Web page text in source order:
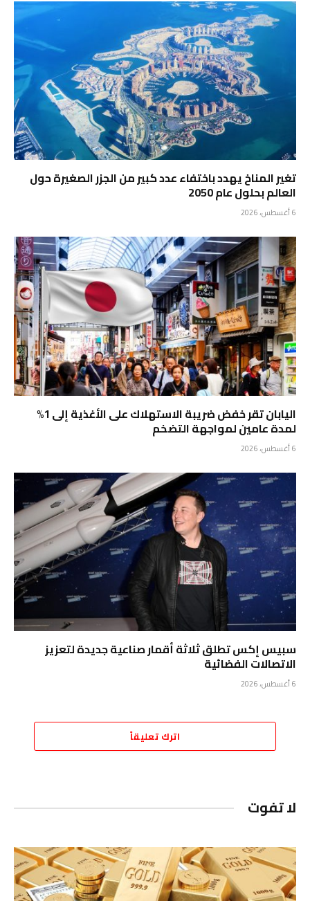
تغير المناخ يهدد باختفاء عدد كبير من الجزر الصغيرة حول
العالم بحلول عام 2050
6 أغسطس، 2026
اليابان تقر خفض ضريبة الاستهلاك على الأغذية إلى 1%
لمدة عامين لمواجهة التضخم
6 أغسطس، 2026
سبيس إكس تطلق ثلاثة أقمار صناعية جديدة لتعزيز
الاتصالات الفضائية
6 أغسطس، 2026
اترك تعليقاً
لا تفوت